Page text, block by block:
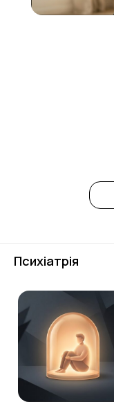
Психіатрія